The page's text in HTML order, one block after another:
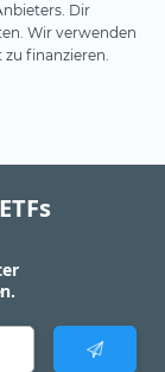
Dir
Wir verwenden
finanzieren.